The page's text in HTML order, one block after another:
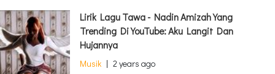
Lirik Lagu Tawa - Nadin Amizah Yang
Trending Di YouTube: Aku Langit Dan
Hujannya
Musik | 2 years ago